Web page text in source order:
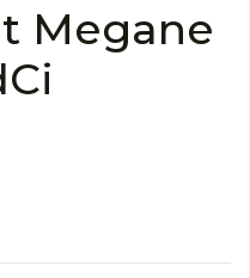
Megane